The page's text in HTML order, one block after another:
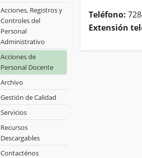
Acciones, Registros y
Controles del
Personal
Administrativo
Acciones de
Personal Docente
Archivo
Gestión de Calidad
Servicios
Recursos
Descargables
Contacténos
Teléfono:
Extensión